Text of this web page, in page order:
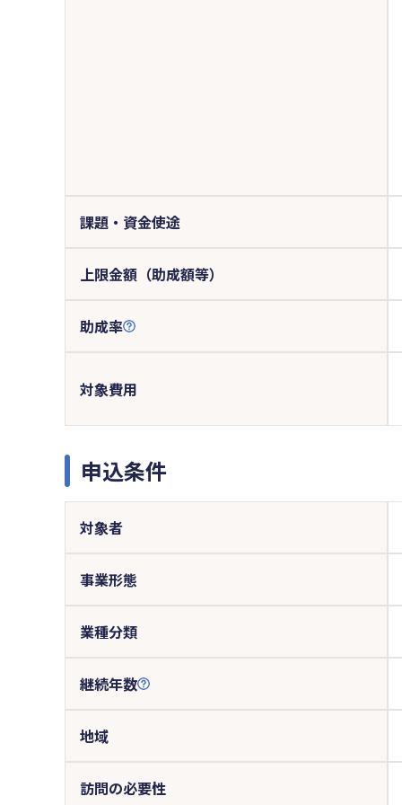
課題・資金使途
上限金額（助成額等）
助成率
対象費用
申込条件
対象者
事業形態
業種分類
継続年数
地域
訪問の必要性